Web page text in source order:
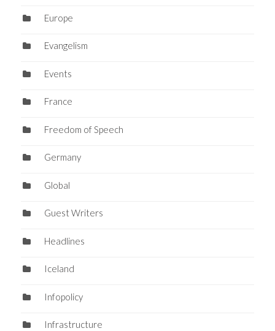
Europe
Evangelism
Events
France
Freedom of Speech
Germany
Global
Guest Writers
Headlines
Iceland
Infopolicy
Infrastructure